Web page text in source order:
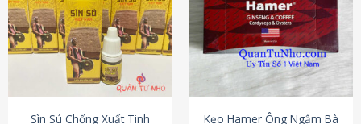
thể.
Các
tùy
chọn
có
thể
được
Sìn Sú Chống Xuất Tinh
Kẹo Hamer Ông Ngậm Bà